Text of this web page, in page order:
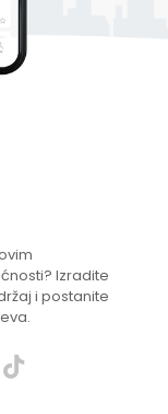
Izradite
i postanite